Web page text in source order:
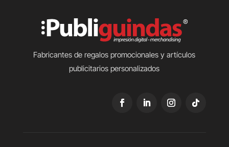
Fabricantes de regalos promocionales y artículos
publicitarios personalizados